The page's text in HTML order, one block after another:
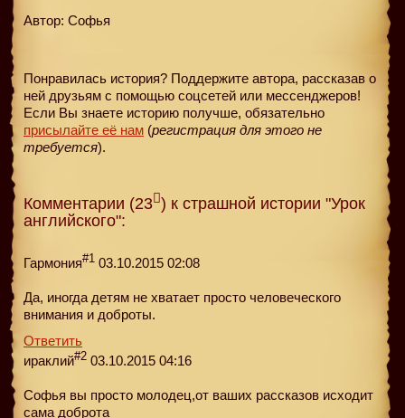
Автор: Софья
Понравилась история? Поддержите автора, рассказав о
ней друзьям с помощью соцсетей или мессенджеров!
Если Вы знаете историю получше, обязательно
присылайте её нам (регистрация для этого не
требуется).
Комментарии (23 ) к страшной истории "Урок
английского":
Гармония#1 03.10.2015 02:08
Да, иногда детям не хватает просто человеческого
внимания и доброты.
Ответить
ираклий#2 03.10.2015 04:16
Софья вы просто молодец,от ваших рассказов исходит
сама доброта